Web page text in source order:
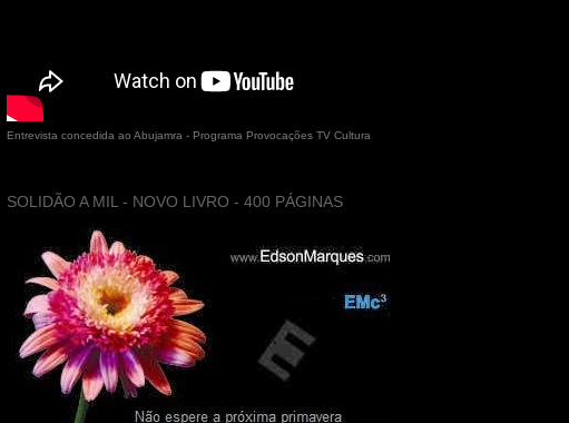
Entrevista concedida ao Abujamra - Programa Provocações TV Cultura
SOLIDÃO A MIL - NOVO LIVRO - 400 PÁGINAS